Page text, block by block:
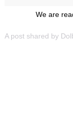
We are
A post shared by